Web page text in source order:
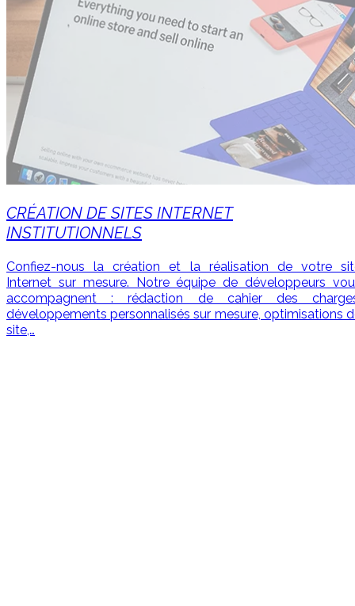
CRÉATION DE SITES INTERNET
INSTITUTIONNELS
Confiez-nous la création et la réalisation de votre
Internet sur mesure. Notre équipe de développeurs
accompagnent : rédaction de cahier des
développements personnalisés sur mesure, optimisations
site,…